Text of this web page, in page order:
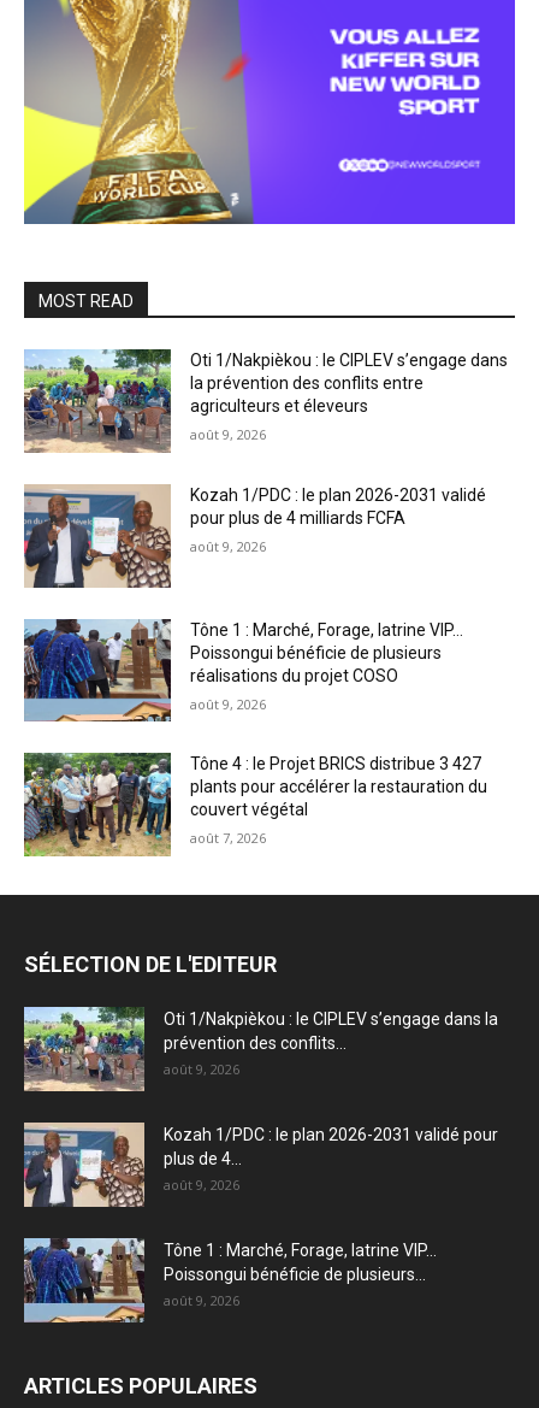
MOST READ
Oti 1/Nakpièkou : le CIPLEV s’engage dans
la prévention des conflits entre
agriculteurs et éleveurs
août 9, 2026
Kozah 1/PDC : le plan 2026-2031 validé
pour plus de 4 milliards FCFA
août 9, 2026
Tône 1 : Marché, Forage, latrine VIP…
Poissongui bénéficie de plusieurs
réalisations du projet COSO
août 9, 2026
Tône 4 : le Projet BRICS distribue 3 427
plants pour accélérer la restauration du
couvert végétal
août 7, 2026
SÉLECTION DE L'EDITEUR
Oti 1/Nakpièkou : le CIPLEV s’engage dans la
prévention des conflits...
août 9, 2026
Kozah 1/PDC : le plan 2026-2031 validé pour
plus de 4...
août 9, 2026
Tône 1 : Marché, Forage, latrine VIP…
Poissongui bénéficie de plusieurs...
août 9, 2026
ARTICLES POPULAIRES